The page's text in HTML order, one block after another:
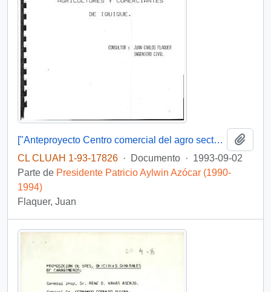
["Anteproyecto Centro comercial del agro sector sur - Iquique 1993"]
CL CLUAH 1-93-17826 · Documento · 1993-09-02
Parte de Presidente Patricio Aylwin Azócar (1990-
1994)
Flaquer, Juan